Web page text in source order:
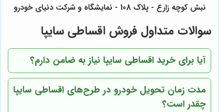
نبش کوچه زارع - پلاک 108 - نمایشگاه و شرکت دنیای خودرو
سوالات متداول فروش اقساطی سایپا
آیا برای خرید اقساطی سایپا نیاز به ضامن دارم؟
مدت زمان تحویل خودرو در طرح‌های اقساطی سایپا
چقدر است؟